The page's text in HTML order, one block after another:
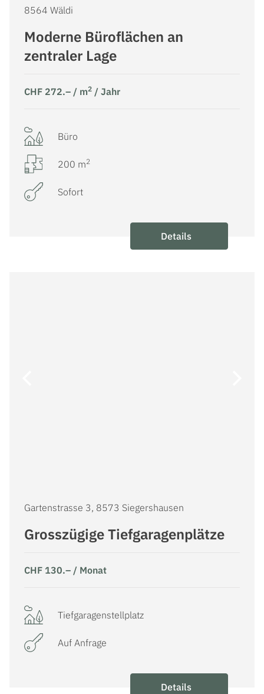
8564 Wäldi
Moderne Büroflächen an
zentraler Lage
CHF 272.– / m2 / Jahr
Büro
200 m2
Sofort
Details
Gartenstrasse 3, 8573 Siegershausen
Grosszügige Tiefgaragenplätze
CHF 130.– / Monat
Tiefgaragenstellplatz
Auf Anfrage
Details